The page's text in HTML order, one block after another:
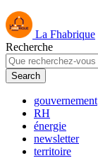
La Fhabrique
Recherche
gouvernement
RH
énergie
newsletter
territoire